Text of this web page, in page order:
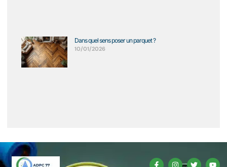
Dans quel sens poser un parquet ?
10/01/2026